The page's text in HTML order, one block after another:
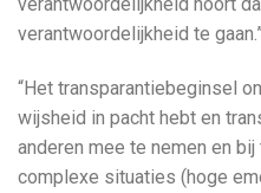
verantwoordelijkheid te gaan.”
“Het transparantiebeginsel
wijsheid in pacht hebt en
anderen mee te nemen en
complexe situaties (hoge